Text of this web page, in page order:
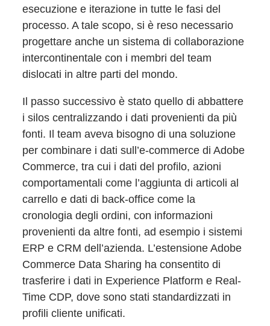
esecuzione e iterazione in tutte le fasi del
processo. A tale scopo, si è reso necessario
progettare anche un sistema di collaborazione
intercontinentale con i membri del team
dislocati in altre parti del mondo.
Il passo successivo è stato quello di abbattere
i silos centralizzando i dati provenienti da più
fonti. Il team aveva bisogno di una soluzione
per combinare i dati sull’e-commerce di Adobe
Commerce, tra cui i dati del profilo, azioni
comportamentali come l’aggiunta di articoli al
carrello e dati di back-office come la
cronologia degli ordini, con informazioni
provenienti da altre fonti, ad esempio i sistemi
ERP e CRM dell’azienda. L’estensione Adobe
Commerce Data Sharing ha consentito di
trasferire i dati in Experience Platform e Real-
Time CDP, dove sono stati standardizzati in
profili cliente unificati.